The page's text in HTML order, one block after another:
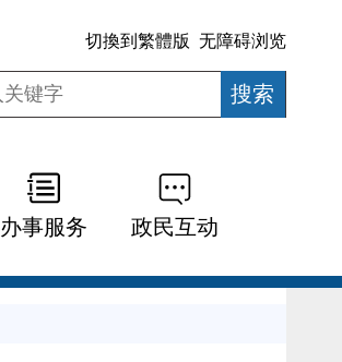
切換到繁體版 无障碍浏览
办事服务 政民互动